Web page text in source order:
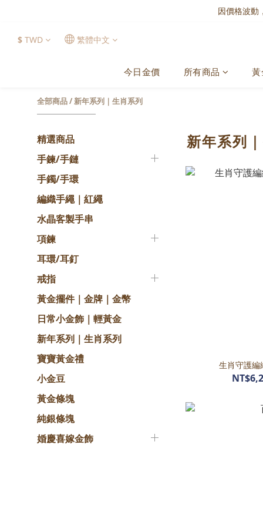
因價格波動
$ TWD 繁體中文
今日金價 所有商品
全部商品/新年系列｜生肖系列
精選商品
手鍊/手鏈
手鐲/手環
編織手繩｜紅繩
水晶客製手串
項鍊
耳環/耳釘
戒指
黃金擺件｜金牌｜金幣
日常小金飾｜輕黃金
新年系列｜生肖系列
寶寶黃金禮
小金豆
黃金條塊
純銀條塊
婚慶喜嫁金飾
新年系列
生肖守護編